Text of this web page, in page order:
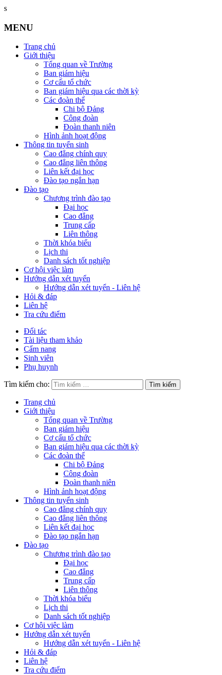
s
MENU
Trang chủ
Giới thiệu
Tổng quan về Trường
Ban giám hiệu
Cơ cấu tổ chức
Ban giám hiệu qua các thời kỳ
Các đoàn thể
Chi bộ Đảng
Công đoàn
Đoàn thanh niên
Hình ảnh hoạt động
Thông tin tuyển sinh
Cao đẳng chính quy
Cao đẳng liên thông
Liên kết đại học
Đào tạo ngắn hạn
Đào tạo
Chương trình đào tạo
Đại học
Cao đẳng
Trung cấp
Liên thông
Thời khóa biểu
Lịch thi
Danh sách tốt nghiệp
Cơ hội việc làm
Hướng dẫn xét tuyển
Hướng dẫn xét tuyển - Liên hệ
Hỏi & đáp
Liên hệ
Tra cứu điểm
Đối tác
Tài liệu tham khảo
Cẩm nang
Sinh viên
Phụ huynh
Tìm kiếm cho:
Trang chủ
Giới thiệu
Tổng quan về Trường
Ban giám hiệu
Cơ cấu tổ chức
Ban giám hiệu qua các thời kỳ
Các đoàn thể
Chi bộ Đảng
Công đoàn
Đoàn thanh niên
Hình ảnh hoạt động
Thông tin tuyển sinh
Cao đẳng chính quy
Cao đẳng liên thông
Liên kết đại học
Đào tạo ngắn hạn
Đào tạo
Chương trình đào tạo
Đại học
Cao đẳng
Trung cấp
Liên thông
Thời khóa biểu
Lịch thi
Danh sách tốt nghiệp
Cơ hội việc làm
Hướng dẫn xét tuyển
Hướng dẫn xét tuyển - Liên hệ
Hỏi & đáp
Liên hệ
Tra cứu điểm